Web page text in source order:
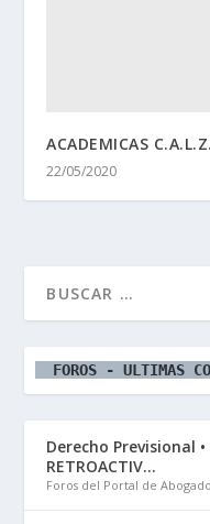
ACADEMICAS
22/05/2020
FOROS - ULTIMAS
Derecho Previsional •
RETROACTIV...
Foros del Portal de